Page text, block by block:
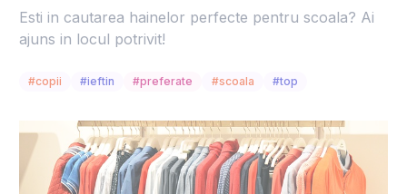
Esti in cautarea hainelor perfecte pentru scoala? Ai
ajuns in locul potrivit!
#copii #ieftin #preferate #scoala #top